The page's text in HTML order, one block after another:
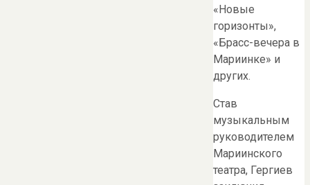
«Новые
горизонты»,
«Брасс-вечера в
Мариинке» и
других.
Став
музыкальным
руководителем
Мариинского
театра, Гергиев